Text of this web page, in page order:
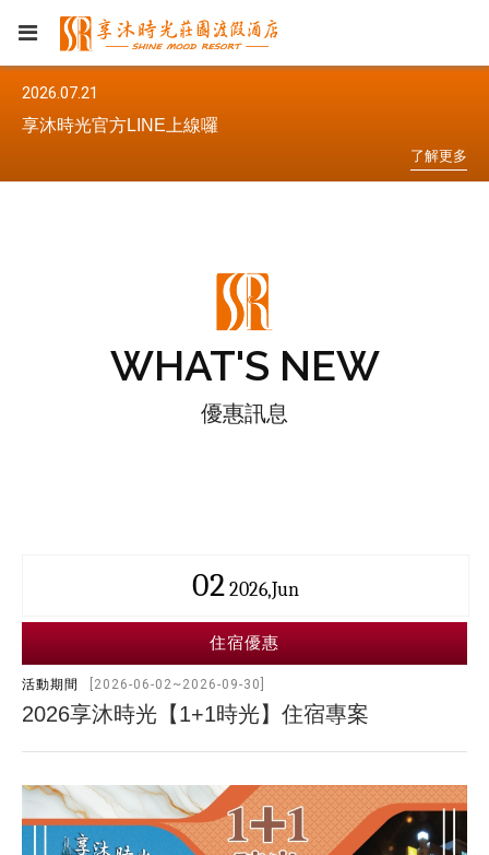
2026.07.21
享沐時光官方LINE上線囉
了解更多
WHAT'S NEW
優惠訊息
022026,Jun
住宿優惠
活動期間 [2026-06-02~2026-09-30]
2026享沐時光【1+1時光】住宿專案